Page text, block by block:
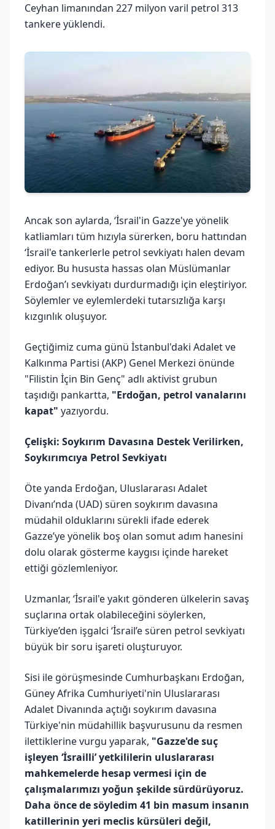
Ceyhan limanından 227 milyon varil petrol 313
tankere yüklendi.
Ancak son aylarda, ‘İsrail'in Gazze'ye yönelik
katliamları tüm hızıyla sürerken, boru hattından
‘İsrail'e tankerlerle petrol sevkiyatı halen devam
ediyor. Bu hususta hassas olan Müslümanlar
Erdoğan’ı sevkiyatı durdurmadığı için eleştiriyor.
Söylemler ve eylemlerdeki tutarsızlığa karşı
kızgınlık oluşuyor.
Geçtiğimiz cuma günü İstanbul'daki Adalet ve
Kalkınma Partisi (AKP) Genel Merkezi önünde
"Filistin İçin Bin Genç" adlı aktivist grubun
taşıdığı pankartta, "Erdoğan, petrol vanalarını
kapat" yazıyordu.
Çelişki: Soykırım Davasına Destek Verilirken,
Soykırımcıya Petrol Sevkiyatı
Öte yanda Erdoğan, Uluslararası Adalet
Divanı’nda (UAD) süren soykırım davasına
müdahil olduklarını sürekli ifade ederek
Gazze’ye yönelik boş olan somut adım hanesini
dolu olarak gösterme kaygısı içinde hareket
ettiği gözlemleniyor.
Uzmanlar, ‘İsrail'e yakıt gönderen ülkelerin savaş
suçlarına ortak olabileceğini söylerken,
Türkiye’den işgalci ‘İsrail’e süren petrol sevkiyatı
büyük bir soru işareti oluşturuyor.
Sisi ile görüşmesinde Cumhurbaşkanı Erdoğan,
Güney Afrika Cumhuriyeti'nin Uluslararası
Adalet Divanında açtığı soykırım davasına
Türkiye'nin müdahillik başvurusunu da resmen
ilettiklerine vurgu yaparak, "Gazze'de suç
işleyen ‘İsrailli’ yetkililerin uluslararası
mahkemelerde hesap vermesi için de
çalışmalarımızı yoğun şekilde sürdürüyoruz.
Daha önce de söyledim 41 bin masum insanın
katillerinin yeri meclis kürsüleri değil,